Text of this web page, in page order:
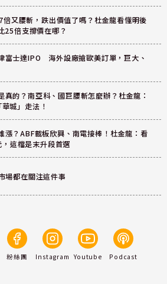
又腰斬，跌出價值了嗎？杜金龍看懂明後
25倍支撐價在哪？
富士達IPO 海外設廠搶歐美訂單，巨大、
真的？南亞科、國巨腰斬怎麼辦？杜金龍：
城」走法！
漲？ABF載板欣興、南電接棒！杜金龍：看
這檔是末升段首選
場都在關注這件事
粉絲團 Instagram Youtube Podcast